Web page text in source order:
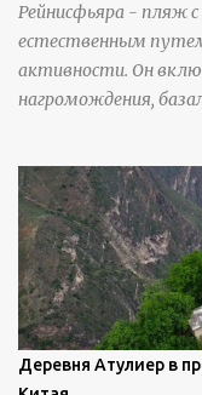
Рейнисфьяра - пляж
естественным
активности. Он
нагромождения,
Деревня Атулиер в